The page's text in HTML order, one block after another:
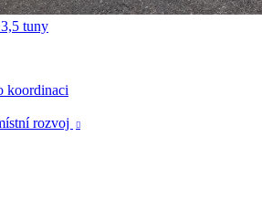
tuny
koordinaci
rozvoj
